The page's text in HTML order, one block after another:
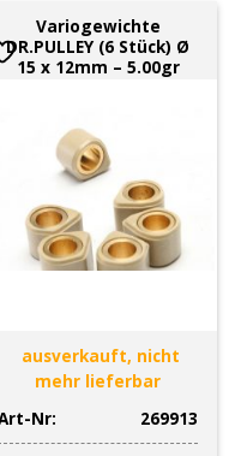
Variogewichte
DR.PULLEY (6 Stück) Ø
15 x 12mm – 5.00gr
ausverkauft, nicht
mehr lieferbar
Nr:
269913